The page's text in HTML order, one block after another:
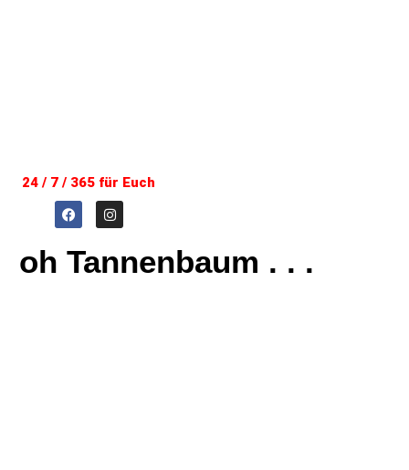
24 / 7 / 365 für Euch
oh Tannenbaum . . .